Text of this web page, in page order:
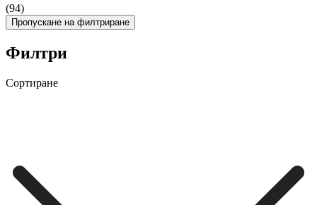
(94)
Пропускане на филтриране
Филтри
Сортиране